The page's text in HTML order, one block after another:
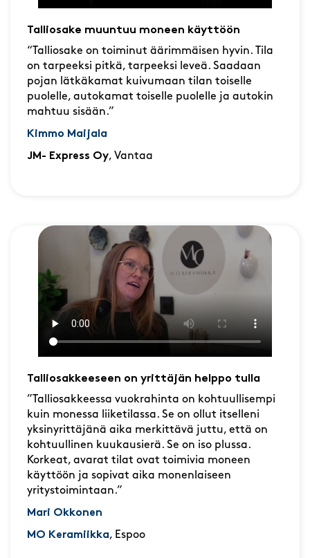
Talliosake muuntuu moneen käyttöön
“Talliosake on toiminut äärimmäisen hyvin. Tila
on tarpeeksi pitkä, tarpeeksi leveä. Saadaan
pojan lätkäkamat kuivumaan tilan toiselle
puolelle, autokamat toiselle puolelle ja autokin
mahtuu sisään.”
Kimmo Maijala
JM- Express Oy, Vantaa
Talliosakkeeseen on yrittäjän helppo tulla
”Talliosakkeessa vuokrahinta on kohtuullisempi
kuin monessa liiketilassa. Se on ollut itselleni
yksinyrittäjänä aika merkittävä juttu, että on
kohtuullinen kuukausierä. Se on iso plussa.
Korkeat, avarat tilat ovat toimivia moneen
käyttöön ja sopivat aika monenlaiseen
yritystoimintaan.”
Mari Okkonen
MO Keramiikka, Espoo